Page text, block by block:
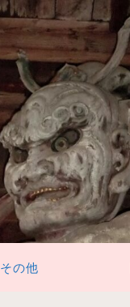
その他